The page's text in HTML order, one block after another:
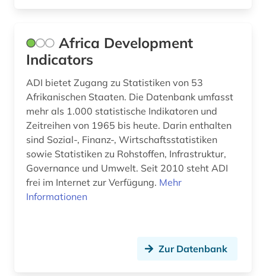
ecuador (2)
eheschließung (1)
einreise (1)
einwanderung (4)
eisenbahn (1)
ejournals (1)
Africa Development
Indicators
ADI bietet Zugang zu Statistiken von 53
Afrikanischen Staaten. Die Datenbank umfasst
mehr als 1.000 statistische Indikatoren und
Zeitreihen von 1965 bis heute. Darin enthalten
sind Sozial-, Finanz-, Wirtschaftsstatistiken
sowie Statistiken zu Rohstoffen, Infrastruktur,
Governance und Umwelt. Seit 2010 steht ADI
frei im Internet zur Verfügung. Mehr
Informationen
Zur Datenbank